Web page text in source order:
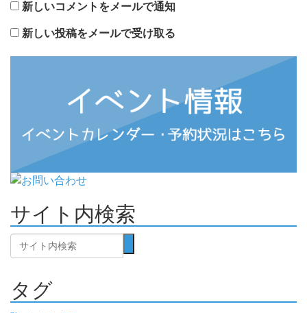
新しいコメントをメールで通知
新しい投稿をメールで受け取る
サイト内検索
タグ